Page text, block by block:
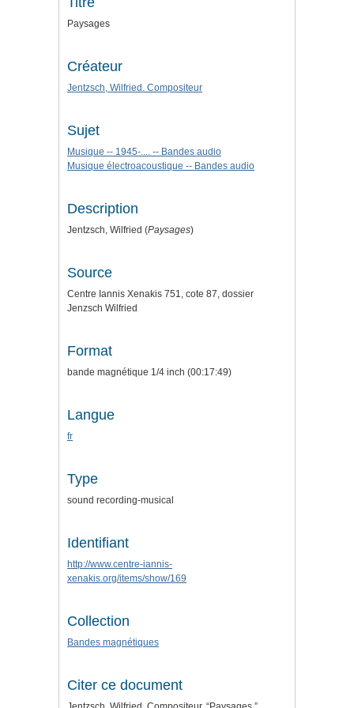
Paysages
Créateur
Jentzsch, Wilfried. Compositeur
Sujet
Musique -- 1945-.... -- Bandes audio
Musique électroacoustique -- Bandes audio
Description
Jentzsch, Wilfried (Paysages)
Source
Centre Iannis Xenakis 751, cote 87, dossier
Jenzsch Wilfried
Format
bande magnétique 1/4 inch (00:17:49)
Langue
fr
Type
sound recording-musical
Identifiant
http://www.centre-iannis-
xenakis.org/items/show/169
Collection
Bandes magnétiques
Citer ce document